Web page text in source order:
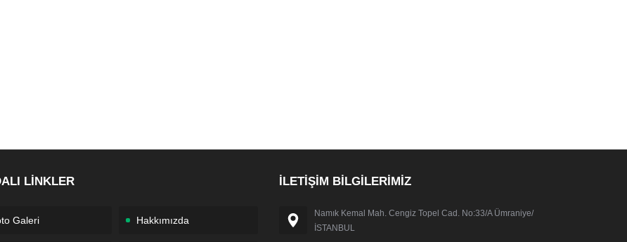
LİNKLER
Galeri Hakkımızda
İLETİŞİM BİLGİLERİMİZ
Namık Kemal Mah. Cengiz Topel Cad. No:33/A Ümraniye/
İSTANBUL